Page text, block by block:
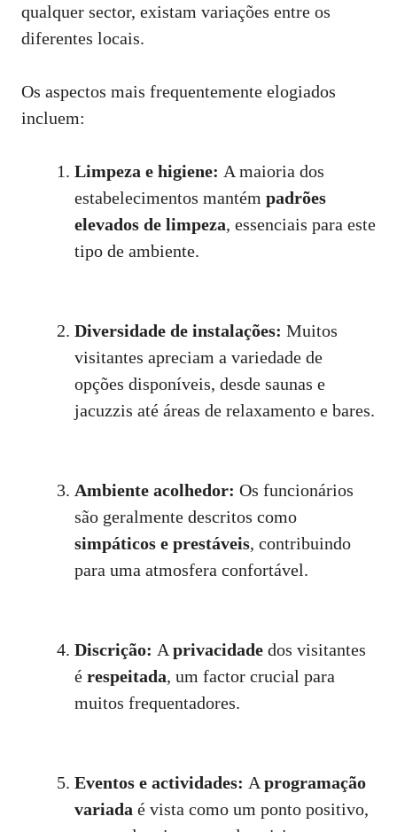
qualquer sector, existam variações entre os
diferentes locais.
Os aspectos mais frequentemente elogiados
incluem:
Limpeza e higiene: A maioria dos
estabelecimentos mantém padrões
elevados de limpeza, essenciais para este
tipo de ambiente.
Diversidade de instalações: Muitos
visitantes apreciam a variedade de
opções disponíveis, desde saunas e
jacuzzis até áreas de relaxamento e bares.
Ambiente acolhedor: Os funcionários
são geralmente descritos como
simpáticos e prestáveis, contribuindo
para uma atmosfera confortável.
Discrição: A privacidade dos visitantes
é respeitada, um factor crucial para
muitos frequentadores.
Eventos e actividades: A programação
variada é vista como um ponto positivo,